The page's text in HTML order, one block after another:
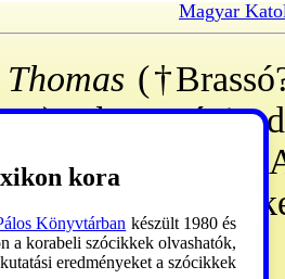
Magyar
Thomas
barcasági
de
párt jelöltjeként
kora
Könyvtárban készült 1980 és
a korabeli szócikkek olvashatók,
eredményeket a szócikkek